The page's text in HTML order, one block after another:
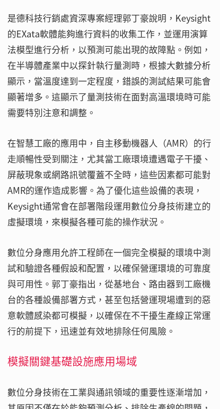
是德科技行銷處資深專案經理郭丁豪說明，Keysight
的EXata軟體能夠進行資料的收集工作，並運用演算
法模型進行分析，以預測可能出現的故障點。例如，
在半導體產業中以探針執行量測時，根據大數據分析
顯示，當溫度達到一定程度，錯誤的測試結果可能會
顯著增多。這顯示了量測技術在面對高溫環境時可能
需要特別注意和調整。
在智慧工廠的應用中，自主移動機器人（AMR）的行
走順暢性受到關注，尤其當工廠環境遭遇電子干擾、
屏蔽現象或網路訊號覆蓋不全時，這些因素都可能對
AMR的運作造成影響。為了優化這些設備的表現，
Keysight通常會在部署階段運用數位分身技術建立的
虛擬環境，來模擬各種可能的操作狀況。
數位分身應用允許工程師在一個完全模擬的環境中測
試和驗證各種假設和配置，以確保營運環境的可靠度
與可用性。郭丁豪指出，從基地台、路由器到工廠機
台的各種設備部署方式，甚至包括營運現場遭到的惡
意軟體感染都可模擬，以確保在不干擾生產線正常運
行的前提下，迅速並有效地排除任何風險。
模擬關鍵基礎設施應用場域
數位分身技術在工業與通訊領域的重要性逐漸增加，